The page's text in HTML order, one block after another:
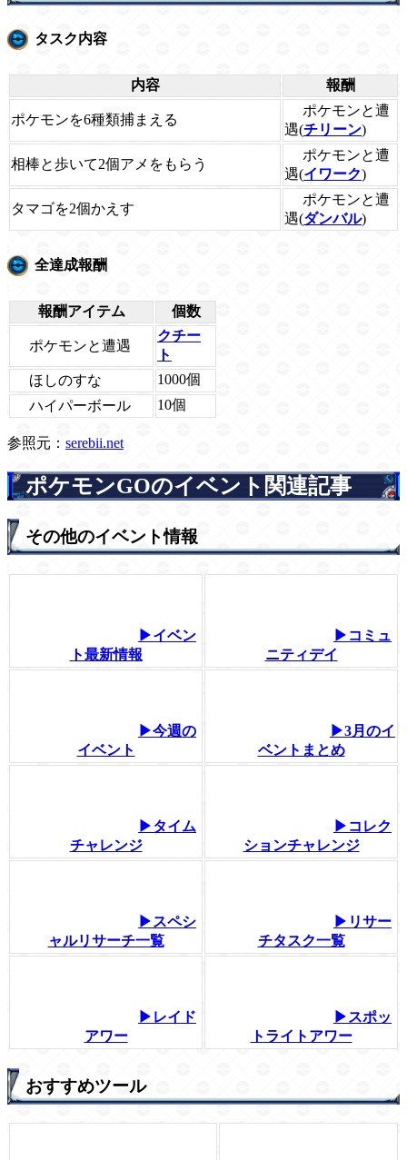
タスク内容
内容 報酬
ポケモンを6種類捕まえる
ポケモンと遭
遇(チリーン)
相棒と歩いて2個アメをもらう
ポケモンと遭
遇(イワーク)
タマゴを2個かえす
ポケモンと遭
遇(ダンバル)
全達成報酬
報酬アイテム 個数
ポケモンと遭遇
クチー
ト
ほしのすな
1000個
ハイパーボール
10個
参照元： serebii.net
ポケモンGOのイベント関連記事
その他のイベント情報
▶イベン
ト最新情報
▶コミュ
ニティデイ
▶今週の
イベント
▶3月のイ
ベントまとめ
▶タイム
チャレンジ
▶コレク
ションチャレンジ
▶スペシ
ャルリサーチ一覧
▶リサー
チタスク一覧
▶レイド
アワー
▶スポッ
トライトアワー
おすすめツール